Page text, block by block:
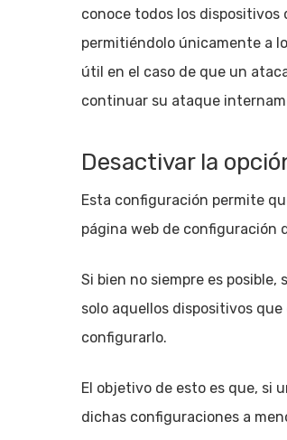
conoce todos los dispositivos
permitiéndolo únicamente a
útil en el caso de que un
continuar su ataque
Desactivar la
Esta configuración permite
página web de configuración
Si bien no siempre es
solo aquellos dispositivos
configurarlo.
El objetivo de esto es que, si
dichas configuraciones a